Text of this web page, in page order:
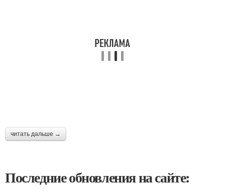
читать дальше →
Последние обновления на сайте: